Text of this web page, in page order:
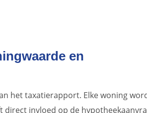
en
het taxatierapport. Elke woning
direct invloed op de